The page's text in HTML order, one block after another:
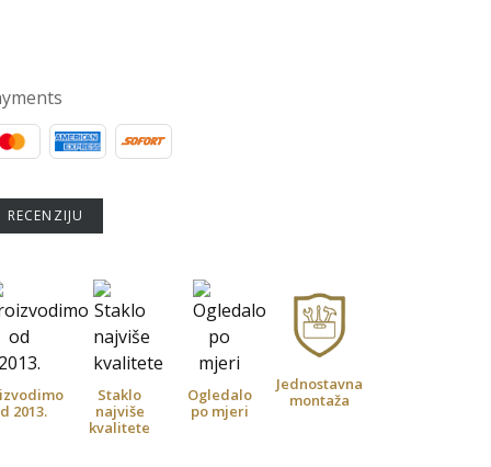
2013.
Staklo
najviše
kvalitete
Ogledalo
po mjeri
Jednostavna
montaža